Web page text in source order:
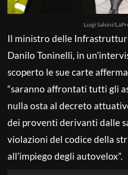
Luigi Salsini/
Il ministro delle
Danilo Toninelli, in
scoperto le sue carte
“saranno affrontati tutti gli
nulla osta al decreto
dei proventi derivanti dalle
violazioni del codice della
all’impiego degli autovelox”.